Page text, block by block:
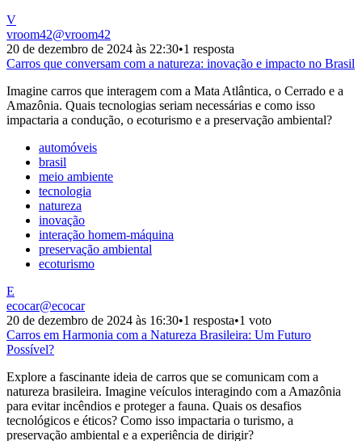
V
vroom42@vroom42
20 de dezembro de 2024 às 22:30•1 resposta
Carros que conversam com a natureza: inovação e impacto no Brasil
Imagine carros que interagem com a Mata Atlântica, o Cerrado e a
Amazônia. Quais tecnologias seriam necessárias e como isso
impactaria a condução, o ecoturismo e a preservação ambiental?
automóveis
brasil
meio ambiente
tecnologia
natureza
inovação
interação homem-máquina
preservação ambiental
ecoturismo
E
ecocar@ecocar
20 de dezembro de 2024 às 16:30•1 resposta•1 voto
Carros em Harmonia com a Natureza Brasileira: Um Futuro
Possível?
Explore a fascinante ideia de carros que se comunicam com a
natureza brasileira. Imagine veículos interagindo com a Amazônia
para evitar incêndios e proteger a fauna. Quais os desafios
tecnológicos e éticos? Como isso impactaria o turismo, a
preservação ambiental e a experiência de dirigir?